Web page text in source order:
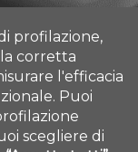
profilazione,
corretta
l'efficacia
Puoi
scegliere di